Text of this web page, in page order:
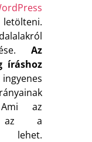
Az
íráshoz
Ami az
az a
lehet.